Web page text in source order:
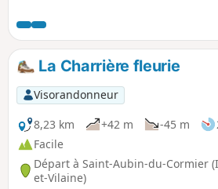
fin d'hiver, des parties inondées dans
La Charrière fleurie
Visorandonneur
8,23 km
+42 m -45 m
Facile
Départ à Saint-Aubin-du-Cormier
et-Vilaine)